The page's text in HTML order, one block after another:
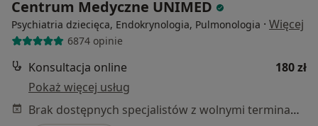
Centrum Medyczne UNIMED
Psychiatria dziecięca, Endokrynologia, Pulmonologia · Więcej
6874 opinie
Konsultacja online
180 zł
Pokaż więcej usług
Brak dostępnych specjalistów z wolnymi terminami w tym centrum medycznym.